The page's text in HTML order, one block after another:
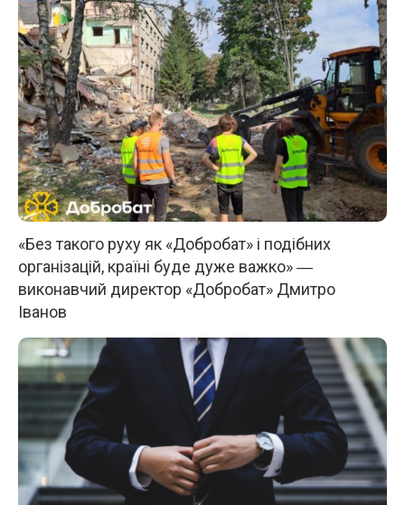
«Без такого руху як «Добробат» і подібних
організацій, країні буде дуже важко» ―
виконавчий директор «Добробат» Дмитро
Іванов